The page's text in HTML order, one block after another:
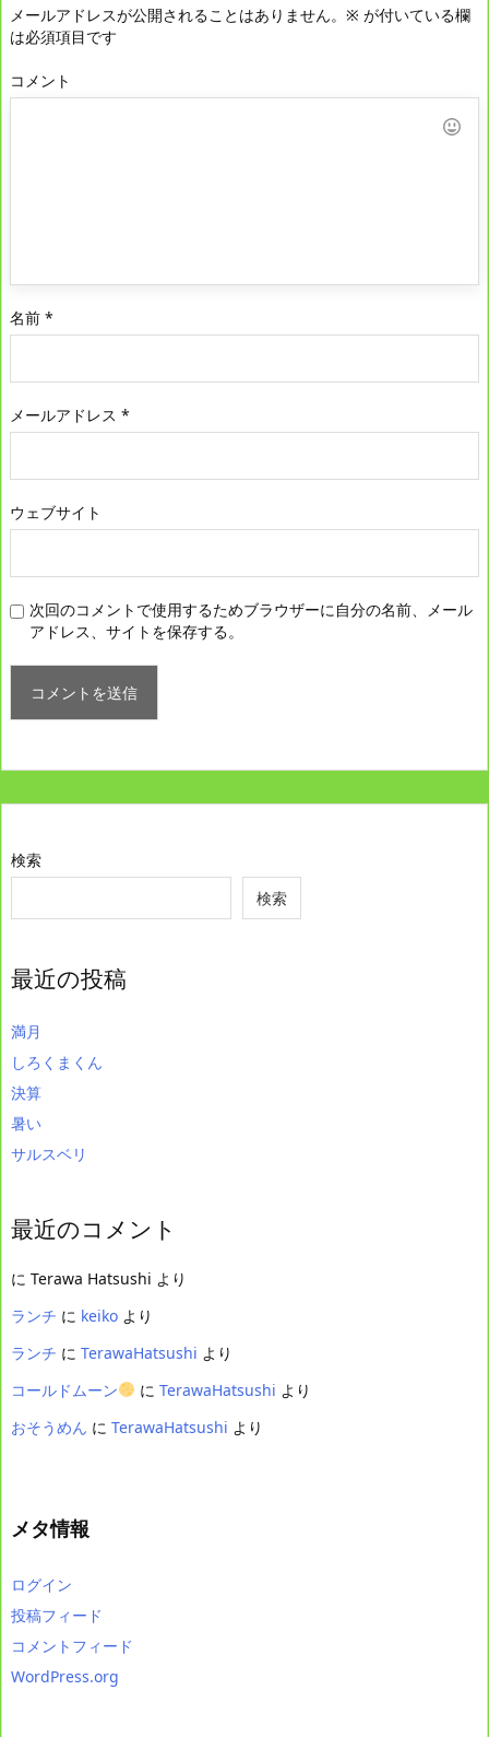
メールアドレスが公開されることはありません。 ※ が付いている欄
は必須項目です
コメント
名前 *
メールアドレス *
ウェブサイト
次回のコメントで使用するためブラウザーに自分の名前、メール
アドレス、サイトを保存する。
検索
検索
最近の投稿
満月
しろくまくん
決算
暑い
サルスベリ
最近のコメント
に Terawa Hatsushi より
ランチ に keiko より
ランチ に TerawaHatsushi より
コールドムーン
に TerawaHatsushi より
おそうめん に TerawaHatsushi より
メタ情報
ログイン
投稿フィード
コメントフィード
WordPress.org